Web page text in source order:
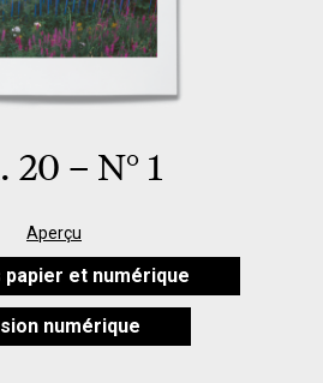
20 – N° 1
Aperçu
et numérique
numérique